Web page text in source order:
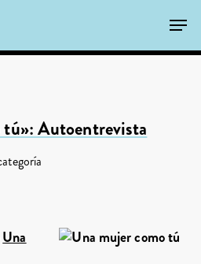
Autoentrevista
Una
Close